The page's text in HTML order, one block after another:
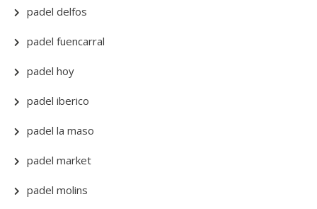
padel delfos
padel fuencarral
padel hoy
padel iberico
padel la maso
padel market
padel molins